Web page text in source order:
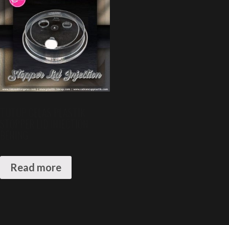
Read more